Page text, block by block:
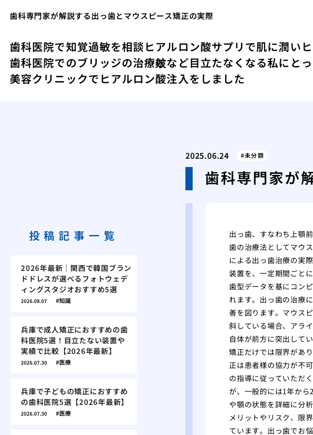
歯科専門家が解説する出っ歯とマウスピース矯正の実際
歯科医院で知覚過敏を相談ヒアルロン酸サプリで肌に潤い
歯科医院でのブリッジの治療皴など目立たなくなる私にと
美容クリニックでヒアルロン酸注入をしました
2025.06.24 未分類
歯科専門家が
出っ歯、すなわち上顎
歯の治療法としてマウ
による出っ歯治療の実
装置を、一定期間ごと
歯型データを基にコン
れます。出っ歯の治療
善を図ります。マウス
斜している場合、アラ
自体が前方に突出して
矯正だけでは限界があ
正は患者様の協力が不
の指導に従っていただ
が、一般的には1年か
や顎の状態を詳細に分
メリットやリスク、限
ています。出っ歯でお
投稿記事一覧
2026年最新｜関西で韓国ブラン
ドドレスが選べるフォトウェデ
ィングスタジオおすすめ5選
2026.08.07 知識
兵庫で成人矯正におすすめの歯
科医院5選！目立たない装置や
実績で比較【2026年最新】
2026.07.30 医療
兵庫で子どもの矯正におすすめ
の歯科医院5選【2026年最新】
2026.07.30 医療